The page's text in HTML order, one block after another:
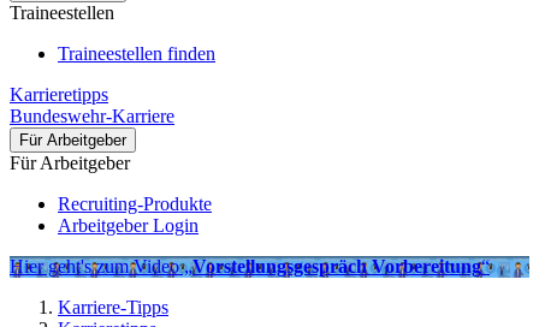
Traineestellen
Traineestellen finden
Karrieretipps
Bundeswehr-Karriere
Für Arbeitgeber
Für Arbeitgeber
Recruiting-Produkte
Arbeitgeber Login
Hier geht's zum Video „Vorstellungsgespräch Vorbereitung“
Karriere-Tipps